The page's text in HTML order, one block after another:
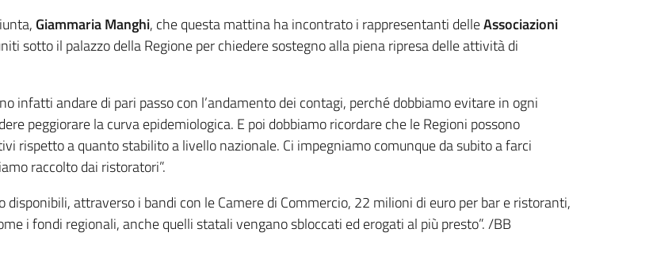
Giammaria Manghi, che questa mattina ha incontrato i rappresentanti delleAssociazioni
sotto il palazzo della Regione per chiedere sostegno alla piena ripresa delle attività di
infatti andare di pari passo con l’andamento dei contagi, perché dobbiamo evitare in ogni
peggiorare la curva epidemiologica. E poi dobbiamo ricordare che le Regioni possono
rispetto a quanto stabilito a livello nazionale. Ci impegniamo comunque da subito a farci
raccolto dai ristoratori”.
disponibili, attraverso i bandi con le Camere di Commercio, 22 milioni di euro per bar e ristoranti,
i fondi regionali, anche quelli statali vengano sbloccati ed erogati al più presto”. /BB